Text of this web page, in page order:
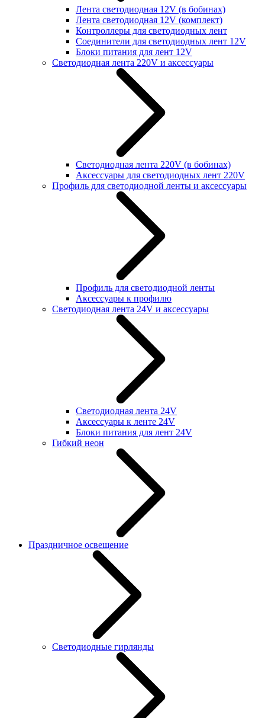
Лента светодиодная 12V (в бобинах)
Лента светодиодная 12V (комплект)
Контроллеры для светодиодных лент
Соединители для светодиодных лент 12V
Блоки питания для лент 12V
Светодиодная лента 220V и аксессуары
Светодиодная лента 220V (в бобинах)
Аксессуары для светодиодных лент 220V
Профиль для светодиодной ленты и аксессуары
Профиль для светодиодной ленты
Аксессуары к профилю
Светодиодная лента 24V и аксессуары
Светодиодная лента 24V
Аксессуары к ленте 24V
Блоки питания для лент 24V
Гибкий неон
Праздничное освещение
Светодиодные гирлянды